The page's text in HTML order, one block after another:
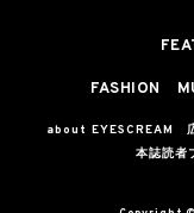
FASHION
about EYESCREAM
本誌読者